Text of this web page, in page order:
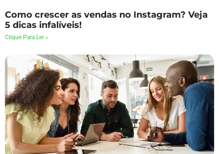
Como crescer as vendas no Instagram? Veja
5 dicas infalíveis!
Clique Para Ler »